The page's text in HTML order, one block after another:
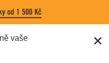
od 1 500 Kč
vaše